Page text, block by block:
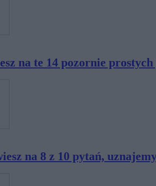
na te 14 pozornie prostych
na 8 z 10 pytań,